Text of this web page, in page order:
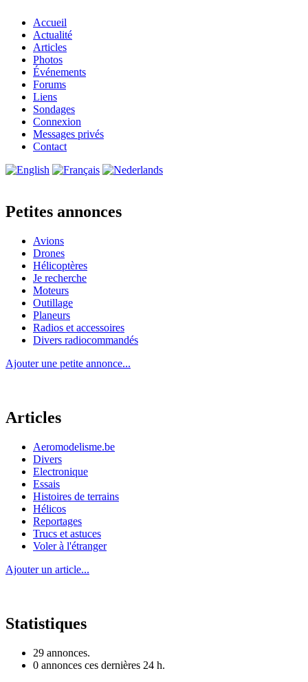
Accueil
Actualité
Articles
Photos
Événements
Forums
Liens
Sondages
Connexion
Messages privés
Contact
Petites annonces
Avions
Drones
Hélicoptères
Je recherche
Moteurs
Outillage
Planeurs
Radios et accessoires
Divers radiocommandés
Ajouter une petite annonce...
Articles
Aeromodelisme.be
Divers
Electronique
Essais
Histoires de terrains
Hélicos
Reportages
Trucs et astuces
Voler à l'étranger
Ajouter un article...
Statistiques
29 annonces.
0 annonces ces dernières 24 h.